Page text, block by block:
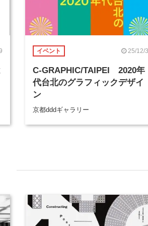
イベント 25/12/3
C-GRAPHIC/TAIPEI 2020年
代台北のグラフィックデザイ
ン
京都dddギャラリー